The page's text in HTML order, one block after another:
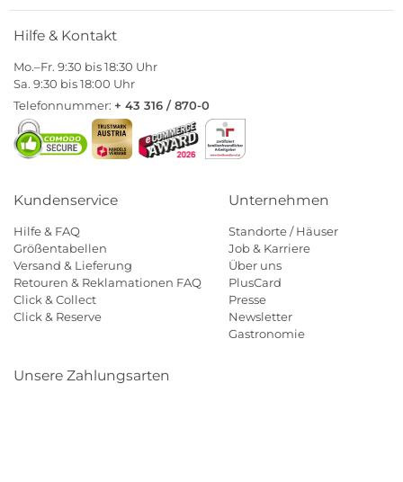
Hilfe & Kontakt
Mo.–Fr. 9:30 bis 18:30 Uhr
Sa. 9:30 bis 18:00 Uhr
Telefonnummer: + 43 316 / 870-0
Kundenservice
Hilfe & FAQ
Größentabellen
Versand & Lieferung
Retouren & Reklamationen FAQ
Click & Collect
Click & Reserve
Unternehmen
Standorte / Häuser
Job & Karriere
Über uns
PlusCard
Presse
Newsletter
Gastronomie
Unsere Zahlungsarten